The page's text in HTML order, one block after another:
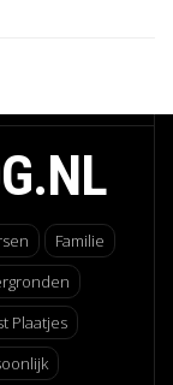
Familie
Plaatjes